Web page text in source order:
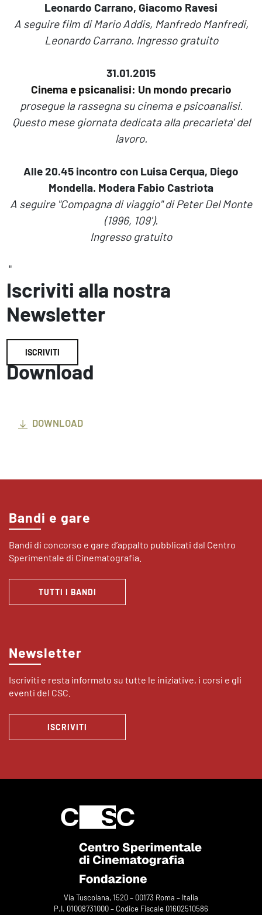
Leonardo Carrano, Giacomo Ravesi
A seguire film di Mario Addis, Manfredo Manfredi,
Leonardo Carrano. Ingresso gratuito
31.01.2015
Cinema e psicanalisi: Un mondo precario
prosegue la rassegna su cinema e psicoanalisi.
Questo mese giornata dedicata alla precarieta' del
lavoro.
Alle 20.45 incontro con Luisa Cerqua, Diego
Mondella. Modera Fabio Castriota
A seguire "Compagna di viaggio" di Peter Del Monte
(1996, 109').
Ingresso gratuito
"
Iscriviti alla nostra
Newsletter
ISCRIVITI
Download
DOWNLOAD
Bandi e gare
Bandi di concorso e gare d’appalto pubblicati dal Centro
Sperimentale di Cinematografia.
TUTTI I BANDI
Newsletter
Iscriviti e resta informato su tutte le iniziative, i corsi e gli
eventi del CSC.
ISCRIVITI
Via Tuscolana, 1520 – 00173 Roma – Italia
P.I. 01008731000 – Codice Fiscale 01602510586